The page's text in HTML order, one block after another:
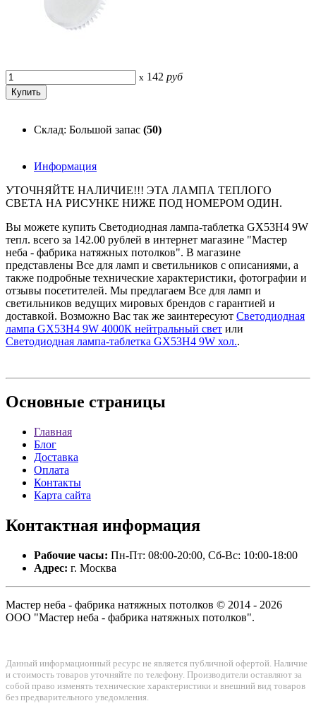
x 142 руб
Склад: Большой запас (50)
Информация
УТОЧНЯЙТЕ НАЛИЧИЕ!!! ЭТА ЛАМПА ТЕПЛОГО
СВЕТА НА РИСУНКЕ НИЖЕ ПОД НОМЕРОМ ОДИН.
Вы можете купить Светодиодная лампа-таблетка GX53H4 9W
тепл. всего за 142.00 рублей в интернет магазине "Мастер
неба - фабрика натяжных потолков". В магазине
представлены Все для ламп и светильников с описаниями, а
также подробные технические характеристики, фотографии и
отзывы посетителей. Мы предлагаем Все для ламп и
светильников ведущих мировых брендов с гарантией и
доставкой. Возможно Вас так же заинтересуют Светодиодная
лампа GX53H4 9W 4000К нейтральный свет или
Светодиодная лампа-таблетка GX53H4 9W хол..
Основные страницы
Главная
Блог
Доставка
Оплата
Контакты
Карта сайта
Контактная информация
Рабочие часы: Пн-Пт: 08:00-20:00, Сб-Вс: 10:00-18:00
Адрес: г. Москва
Мастер неба - фабрика натяжных потолков © 2014 - 2026
ООО "Мастер неба - фабрика натяжных потолков".
Данный информационный ресурс не является публичной офертой. Наличие
и стоимость товаров уточняйте по телефону. Производители оставляют за
собой право изменять технические характеристики и внешний вид товаров
без предварительного уведомления.